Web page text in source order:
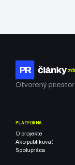
PR články
Otvorený priestor
PLATFORMA
O projekte
Ako publikovať
Spolupráca